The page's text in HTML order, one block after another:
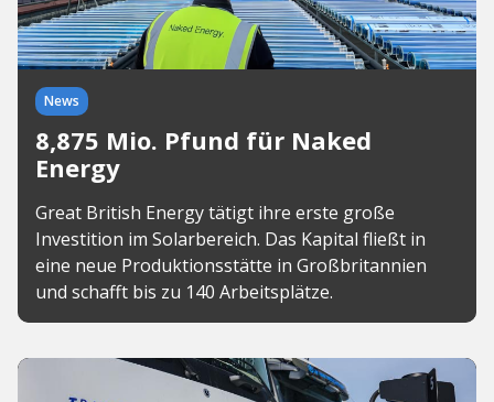
News
8,875 Mio. Pfund für Naked
Energy
Great British Energy tätigt ihre erste große
Investition im Solarbereich. Das Kapital fließt in
eine neue Produktionsstätte in Großbritannien
und schafft bis zu 140 Arbeitsplätze.